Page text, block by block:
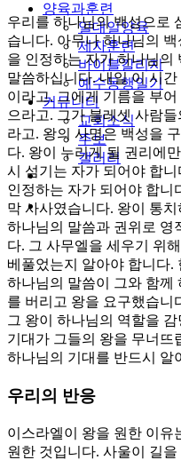
양육과훈련
일대일양육
제자훈련
바이블칼리지
예수동행일기
커뮤니티
교회소식
주보
갤러리
youtube
soundcloud
search
우리를 하나님의 백성으로
습니다. 아무나 하나님의
을 인정하는 자가 하나님의
말씀하십니다. 내일 이 시
이라고. 그에게 기름을 부
으라고. 그가 블레셋 사람
라고. 왕의 사명은 백성을
다. 왕이 누리게 될 권리에
시 섬기는 자가 되어야 합
인정하는 자가 되어야 합니
막 사사였습니다. 왕이 통
하나님의 말씀과 권위로 영
다. 그 사무엘을 세우기 위
베풀었는지 알아야 합니다.
하나님의 말씀이 그와 함께
를 버리고 왕을 요구했습니
그 왕이 하나님의 역할을
기대가 그들의 왕을 무너뜨
하나님의 기대를 반드시 알
우리의 반응
이스라엘이 왕을 원한 이유
원한 것입니다. 사울이 길